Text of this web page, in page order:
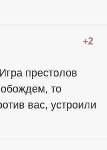
+2
престолов
то
вас, устроили